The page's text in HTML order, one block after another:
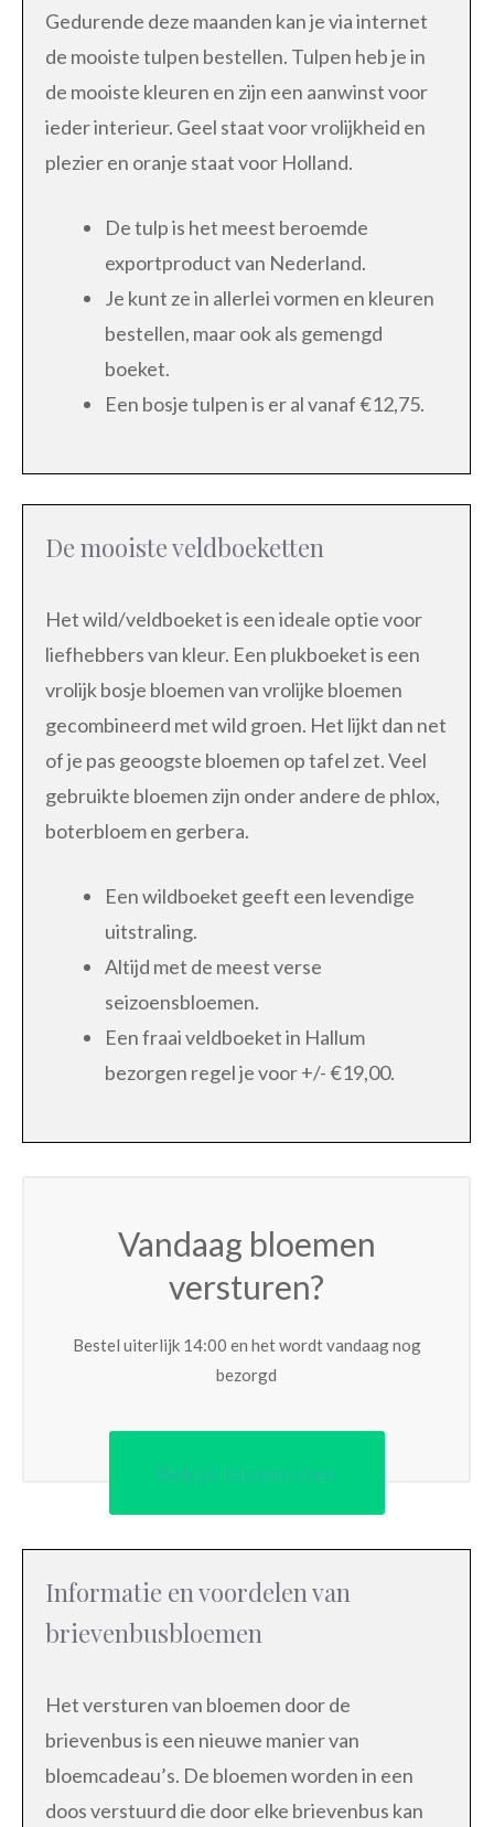
Gedurende deze maanden kan je via internet
de mooiste tulpen bestellen. Tulpen heb je in
de mooiste kleuren en zijn een aanwinst voor
ieder interieur. Geel staat voor vrolijkheid en
plezier en oranje staat voor Holland.
De tulp is het meest beroemde
exportproduct van Nederland.
Je kunt ze in allerlei vormen en kleuren
bestellen, maar ook als gemengd
boeket.
Een bosje tulpen is er al vanaf €12,75.
De mooiste veldboeketten
Het wild/veldboeket is een ideale optie voor
liefhebbers van kleur. Een plukboeket is een
vrolijk bosje bloemen van vrolijke bloemen
gecombineerd met wild groen. Het lijkt dan net
of je pas geoogste bloemen op tafel zet. Veel
gebruikte bloemen zijn onder andere de phlox,
boterbloem en gerbera.
Een wildboeket geeft een levendige
uitstraling.
Altijd met de meest verse
seizoensbloemen.
Een fraai veldboeket in Hallum
bezorgen regel je voor +/- €19,00.
Vandaag bloemen
versturen?
Bestel uiterlijk 14:00 en het wordt vandaag nog
bezorgd
Bekijk bloemisten
Informatie en voordelen van
brievenbusbloemen
Het versturen van bloemen door de
brievenbus is een nieuwe manier van
bloemcadeau’s. De bloemen worden in een
doos verstuurd die door elke brievenbus kan